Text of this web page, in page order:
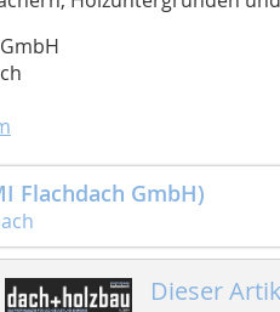
Flachdach GmbH)
Dieser